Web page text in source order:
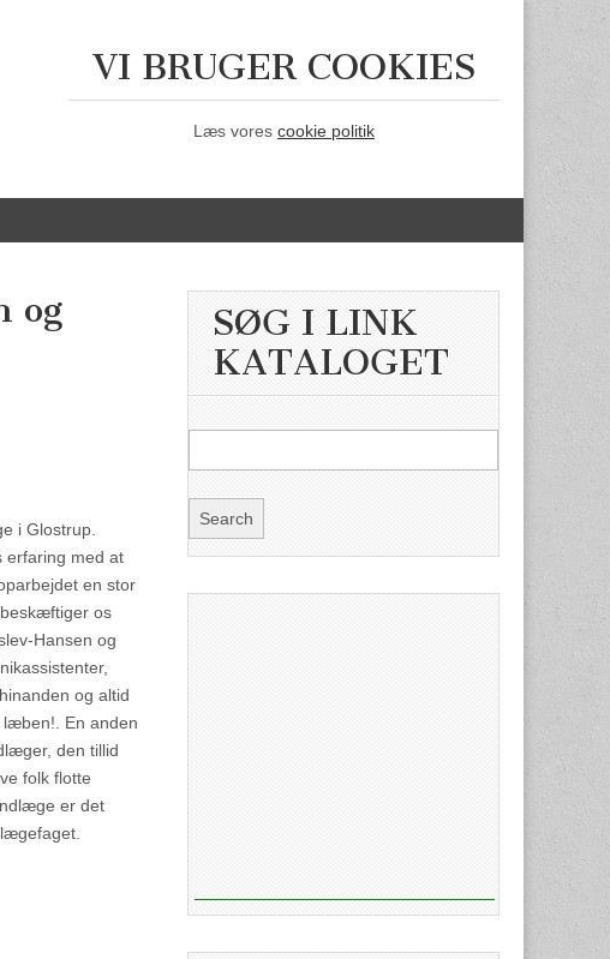
VI BRUGER COOKIES
Læs vores cookie politik
og
i Glostrup.
erfaring med at
en stor
os
Hansen og
og altid
En anden
den tillid
folk flotte
er det
SØG I LINK
KATALOGET